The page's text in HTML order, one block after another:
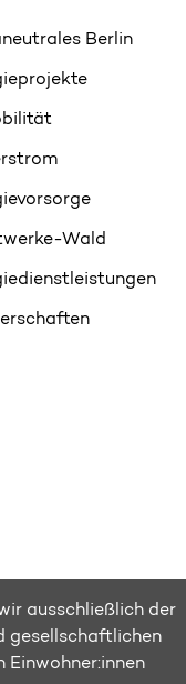
Berlin
Wald
ausschließlich der
gesellschaftlichen
Einwohner:innen